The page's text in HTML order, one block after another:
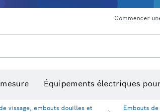
Commencer
Équipements électriques
vissage, embouts douilles et
Embouts de